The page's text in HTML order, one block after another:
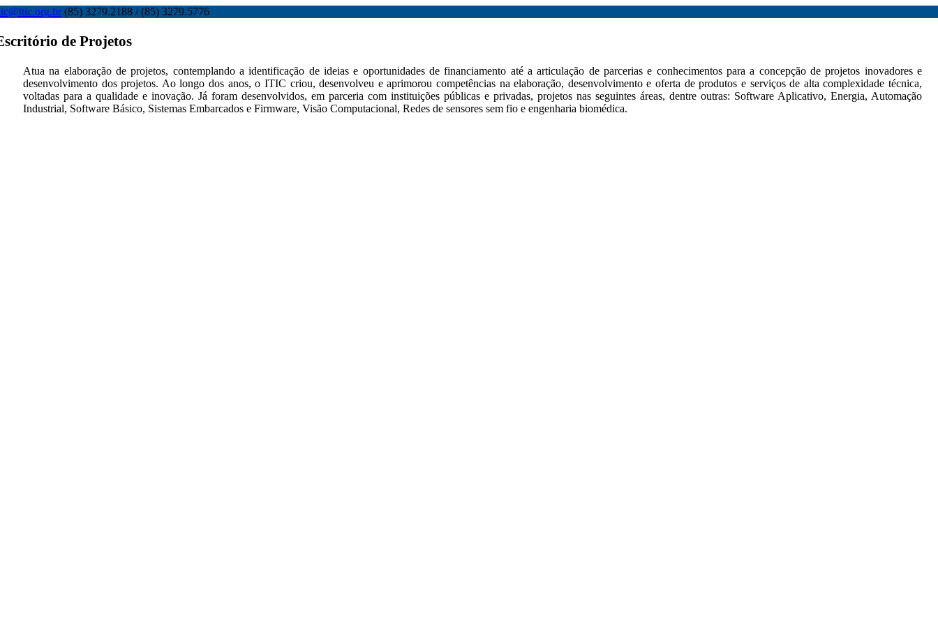
(85) 3279.2188 / (85) 3279.5776
de Projetos
Atua na elaboração de projetos, contemplando a identificação de ideias e oportunidades de financiamento até a articulação de parcerias e conhecimentos para a concepção de projetos inovadores e
desenvolvimento dos projetos. Ao longo dos anos, o ITIC criou, desenvolveu e aprimorou competências na elaboração, desenvolvimento e oferta de produtos e serviços de alta complexidade técnica,
voltadas para a qualidade e inovação. Já foram desenvolvidos, em parceria com instituições públicas e privadas, projetos nas seguintes áreas, dentre outras: Software Aplicativo, Energia, Automação
Industrial, Software Básico, Sistemas Embarcados e Firmware, Visão Computacional, Redes de sensores sem fio e engenharia biomédica.